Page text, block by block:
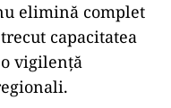
elimină complet
capacitatea
vigilență